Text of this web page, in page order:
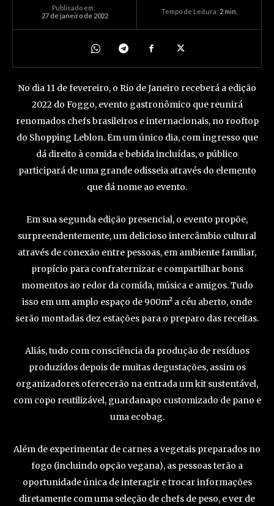
Publicado em:
27 de janeiro de 2022
Tempo de Leitura: 2min.
No dia 11 de fevereiro, o Rio de Janeiro receberá a edição
2022 do Foggo, evento gastronômico que reunirá
renomados chefs brasileiros e internacionais, no rooftop
do Shopping Leblon. Em um único dia, com ingresso que
dá direito à comida e bebida incluídas, o público
participará de uma grande odisseia através do elemento
que dá nome ao evento.
Em sua segunda edição presencial, o evento propõe,
surpreendentemente, um delicioso intercâmbio cultural
através de conexão entre pessoas, em ambiente familiar,
propício para confraternizar e compartilhar bons
momentos ao redor da comida, música e amigos. Tudo
isso em um amplo espaço de 900m² a céu aberto, onde
serão montadas dez estações para o preparo das receitas.
Aliás, tudo com consciência da produção de resíduos
produzidos depois de muitas degustações, assim os
organizadores oferecerão na entrada um kit sustentável,
com copo reutilizável, guardanapo customizado de pano e
uma ecobag.
Além de experimentar de carnes a vegetais preparados no
fogo (incluindo opção vegana), as pessoas terão a
oportunidade única de interagir e trocar informações
diretamente com uma seleção de chefs de peso, e ver de